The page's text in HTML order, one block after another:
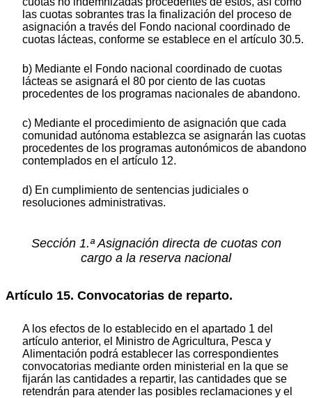
las cuotas sobrantes tras la finalización del proceso de
asignación a través del Fondo nacional coordinado de
cuotas lácteas, conforme se establece en el artículo 30.5.
b) Mediante el Fondo nacional coordinado de cuotas
lácteas se asignará el 80 por ciento de las cuotas
procedentes de los programas nacionales de abandono.
c) Mediante el procedimiento de asignación que cada
comunidad autónoma establezca se asignarán las cuotas
procedentes de los programas autonómicos de abandono
contemplados en el artículo 12.
d) En cumplimiento de sentencias judiciales o
resoluciones administrativas.
Sección 1.ª Asignación directa de cuotas con
cargo a la reserva nacional
Artículo 15. Convocatorias de reparto.
A los efectos de lo establecido en el apartado 1 del
artículo anterior, el Ministro de Agricultura, Pesca y
Alimentación podrá establecer las correspondientes
convocatorias mediante orden ministerial en la que se
fijarán las cantidades a repartir, las cantidades que se
retendrán para atender las posibles reclamaciones y el